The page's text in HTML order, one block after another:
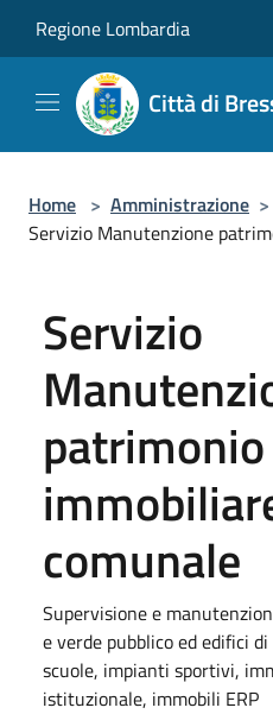
Regione Lombardia
Città di
Home > Amministrazione >
Servizio Manutenzione
Servizio
patrimonio
comunale
Supervisione e
e verde pubblico ed edifici
scuole, impianti sportivi,
istituzionale, immobili ERP